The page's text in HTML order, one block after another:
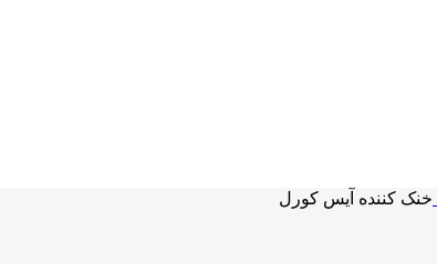
خنک کننده آیس کورل